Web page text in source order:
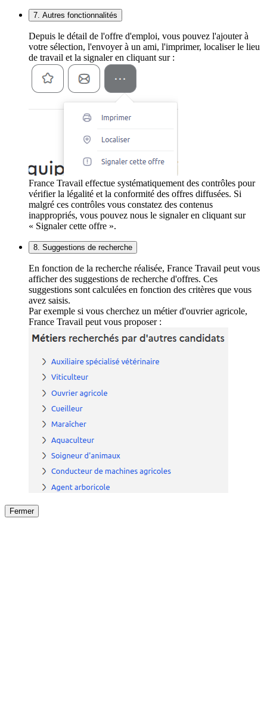
7. Autres fonctionnalités
Depuis le détail de l'offre d'emploi, vous pouvez l'ajouter à
votre sélection, l'envoyer à un ami, l'imprimer, localiser le lieu
de travail et la signaler en cliquant sur :
France Travail effectue systématiquement des contrôles pour
vérifier la légalité et la conformité des offres diffusées. Si
malgré ces contrôles vous constatez des contenus
inappropriés, vous pouvez nous le signaler en cliquant sur
« Signaler cette offre ».
8. Suggestions de recherche
En fonction de la recherche réalisée, France Travail peut vous
afficher des suggestions de recherche d'offres. Ces
suggestions sont calculées en fonction des critères que vous
avez saisis.
Par exemple si vous cherchez un métier d'ouvrier agricole,
France Travail peut vous proposer :
Fermer